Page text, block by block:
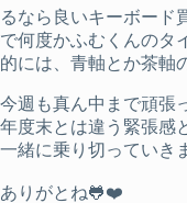
なら良いキーボード
何度かふむくんのタ
には、青軸とか茶軸
週も真ん中まで頑張
度末とは違う緊張
緒に乗り切っていき
りがとね🐸❤️